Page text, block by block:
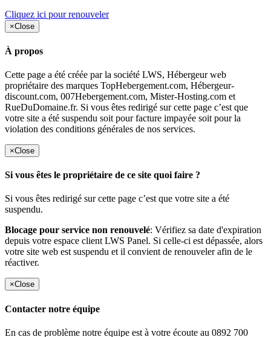
Cliquez ici pour renouveler
×Close
À propos
Cette page a été créée par la société LWS, Hébergeur web
propriétaire des marques TopHebergement.com, Hébergeur-
discount.com, 007Hebergement.com, Mister-Hosting.com et
RueDuDomaine.fr. Si vous êtes redirigé sur cette page c’est que
votre site a été suspendu soit pour facture impayée soit pour la
violation des conditions générales de nos services.
×Close
Si vous êtes le propriétaire de ce site quoi faire ?
Si vous êtes redirigé sur cette page c’est que votre site a été
suspendu.
Blocage pour service non renouvelé: Vérifiez sa date d'expiration
depuis votre espace client LWS Panel. Si celle-ci est dépassée, alors
votre site web est suspendu et il convient de renouveler afin de le
réactiver.
×Close
Contacter notre équipe
En cas de problème notre équipe est à votre écoute au 0892 700